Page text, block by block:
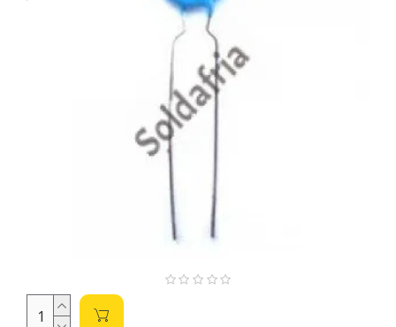
impresso. Ideais para miniaturização e alta densidade
de componentes. Sua soldagem requer estação de
solda específica para SMD.
PTH (Through-Hole Technology) ou THT (Through-
Componentes com terminais que
atravessam a placa de circuito impresso. Mais fáceis de
soldar manualmente, porém ocupam mais espaço na
Parâmetros Importantes:
Medida em Farads (F), representa a
capacidade de armazenamento de carga elétrica.
Escolha o valor adequado para a sua aplicação,
Valores comuns em nossos capacitores variam de
100pF a 10nF.
Tensão Nominal (V):